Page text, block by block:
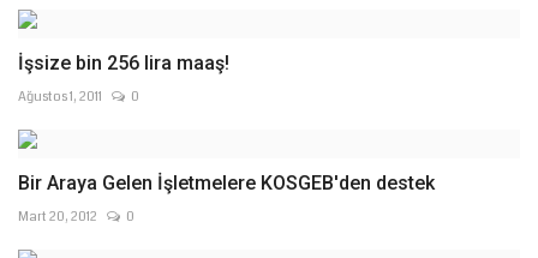
İşsize bin 256 lira maaş!
Ağustos 1, 2011 0
Bir Araya Gelen İşletmelere KOSGEB'den destek
Mart 20, 2012 0